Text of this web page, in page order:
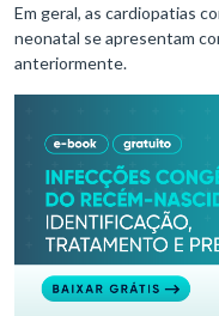
Em geral, as cardiopatias
neonatal se apresentam
anteriormente.